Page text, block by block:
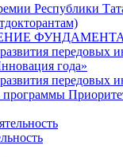
Республики
передовых
года»
передовых